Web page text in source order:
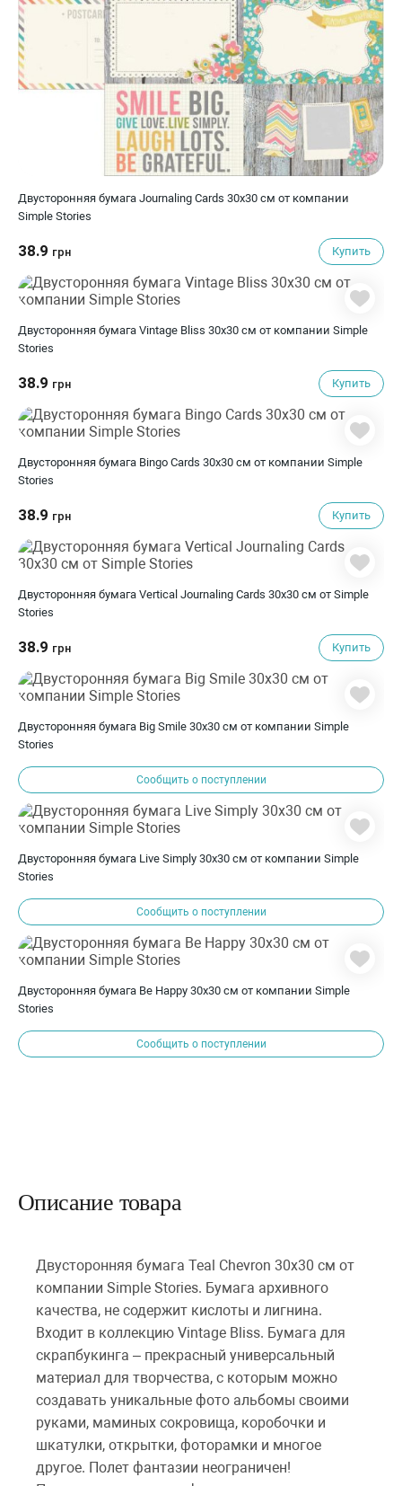
Двусторонняя бумага Journaling Cards 30х30 см от компании
Simple Stories
38.9 грн Купить
Двусторонняя бумага Vintage Bliss 30х30 см от компании Simple
Stories
38.9 грн Купить
Двусторонняя бумага Bingo Cards 30х30 см от компании Simple
Stories
38.9 грн Купить
Двусторонняя бумага Vertical Journaling Cards 30х30 см от Simple
Stories
38.9 грн Купить
Двусторонняя бумага Big Smile 30х30 см от компании Simple
Stories
Сообщить о поступлении
Двусторонняя бумага Live Simply 30х30 см от компании Simple
Stories
Сообщить о поступлении
Двусторонняя бумага Be Happy 30х30 см от компании Simple
Stories
Сообщить о поступлении
Описание товара
Двусторонняя бумага Teal Chevron 30х30 см от
компании Simple Stories. Бумага архивного
качества, не содержит кислоты и лигнина.
Входит в коллекцию Vintage Bliss. Бумага для
скрапбукинга – прекрасный универсальный
материал для творчества, с которым можно
создавать уникальные фото альбомы своими
руками, маминых сокровища, коробочки и
шкатулки, открытки, фоторамки и многое
другое. Полет фантазии неограничен!